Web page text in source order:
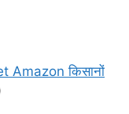
Amazon किसानों